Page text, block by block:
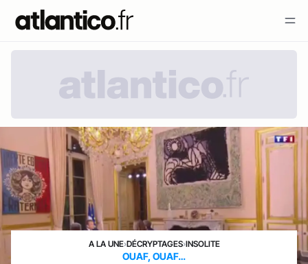
A LA UNE›DÉCRYPTAGES›INSOLITE
OUAF, OUAF…